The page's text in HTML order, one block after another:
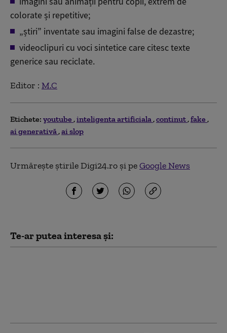
colorate și repetitive;
„știri” inventate sau imagini false de dezastre;
videoclipuri cu voci sintetice care citesc texte
generice sau reciclate.
Editor : M.C
Etichete: youtube inteligenta artificiala continut fake
ai generativă ai slop
Urmărește știrile Digi24.ro și peGoogle News
Te-ar putea interesa și: